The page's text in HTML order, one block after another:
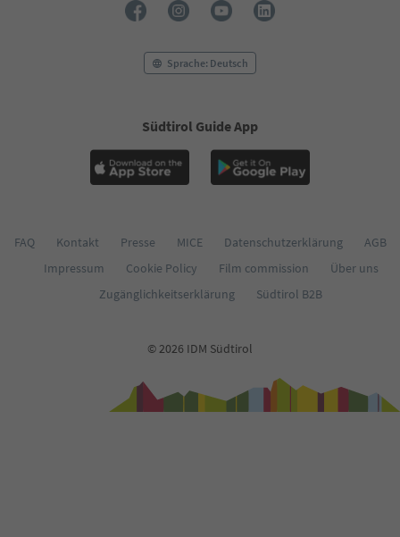
Sprache: Deutsch
Südtirol Guide App
FAQ Kontakt Presse MICE Datenschutzerklärung
AGB
Impressum
Cookie Policy Film commission
Über uns
Zugänglichkeitserklärung
Südtirol B2B
© 2026 IDM Südtirol